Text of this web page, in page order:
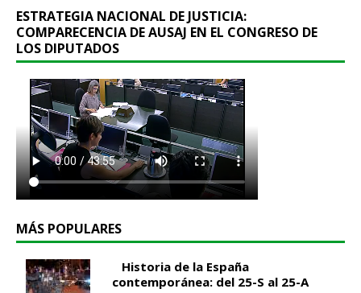
ESTRATEGIA NACIONAL DE JUSTICIA:
COMPARECENCIA DE AUSAJ EN EL CONGRESO DE
LOS DIPUTADOS
MÁS POPULARES
Historia de la España
contemporánea: del 25-S al 25-A